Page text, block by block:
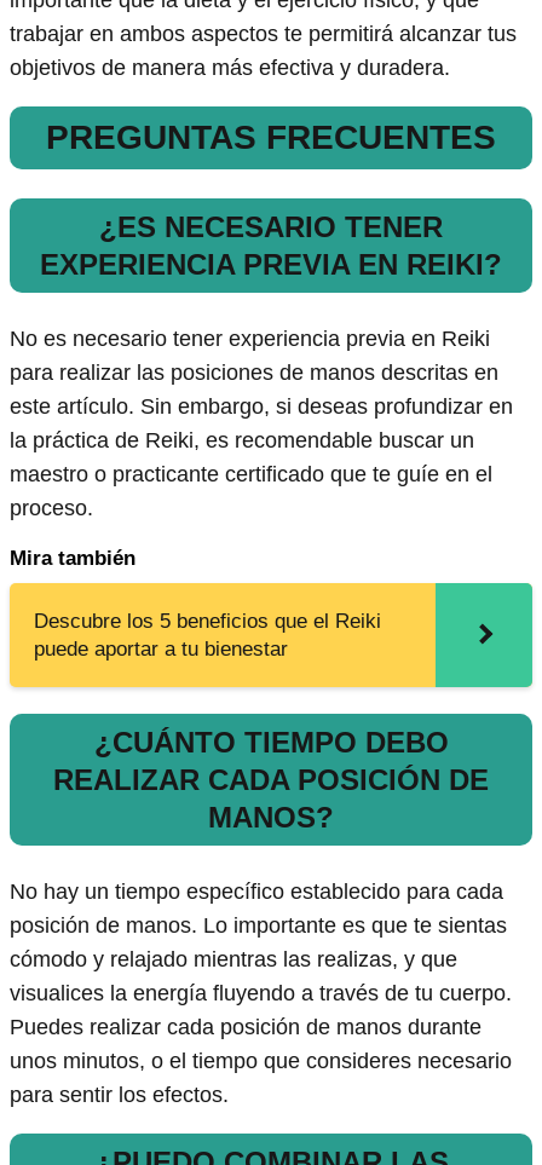
trabajar en ambos aspectos te permitirá alcanzar tus
objetivos de manera más efectiva y duradera.
PREGUNTAS FRECUENTES
¿ES NECESARIO TENER
EXPERIENCIA PREVIA EN REIKI?
No es necesario tener experiencia previa en Reiki
para realizar las posiciones de manos descritas en
este artículo. Sin embargo, si deseas profundizar en
la práctica de Reiki, es recomendable buscar un
maestro o practicante certificado que te guíe en el
proceso.
Mira también
Descubre los 5 beneficios que el Reiki
puede aportar a tu bienestar
¿CUÁNTO TIEMPO DEBO
REALIZAR CADA POSICIÓN DE
MANOS?
No hay un tiempo específico establecido para cada
posición de manos. Lo importante es que te sientas
cómodo y relajado mientras las realizas, y que
visualices la energía fluyendo a través de tu cuerpo.
Puedes realizar cada posición de manos durante
unos minutos, o el tiempo que consideres necesario
para sentir los efectos.